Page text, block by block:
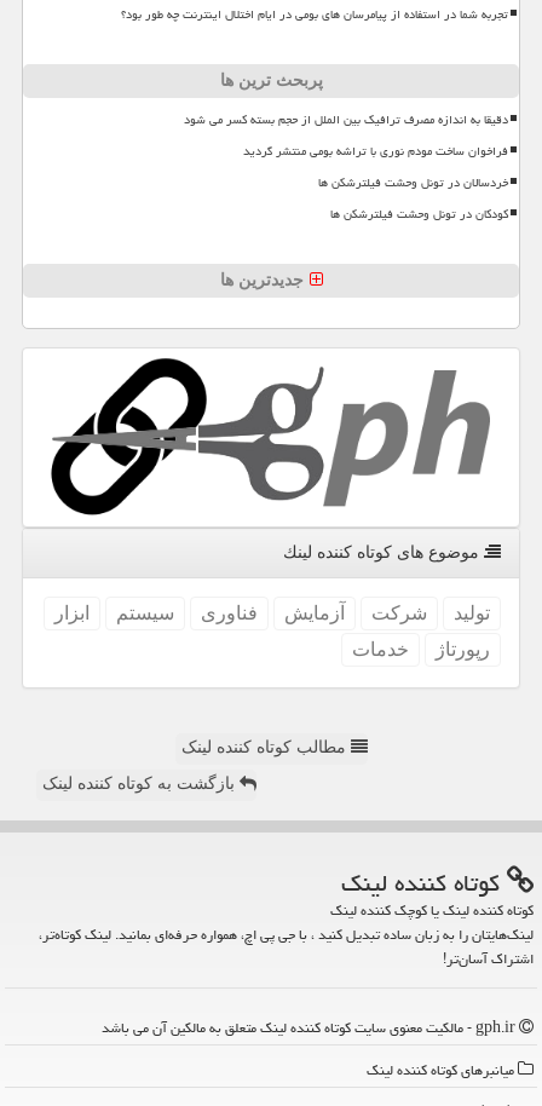
تجربه شما در استفاده از پیامرسان های بومی در ایام اختلال اینترنت چه طور بود؟
پربحث ترین ها
دقیقا به اندازه مصرف ترافیک بین الملل از حجم بسته کسر می شود
فراخوان ساخت مودم نوری با تراشه بومی منتشر گردید
خردسالان در تونل وحشت فیلترشکن ها
کودکان در تونل وحشت فیلترشکن ها
جدیدترین ها
موضوع های كوتاه كننده لینك
تولید شركت آزمایش فناوری سیستم
ابزار
رپورتاژ
خدمات
مطالب کوتاه کننده لینک
بازگشت به کوتاه کننده لینک
كوتاه كننده لینك
کوتاه کننده لینک یا کوچک کننده لینک
لینک‌هایتان را به زبان ساده تبدیل کنید ، با جی پی اچ، همواره حرفه‌ای بمانید. لینک کوتاه‌تر،
اشتراک آسان‌تر!
میانبرهای كوتاه كننده لینك